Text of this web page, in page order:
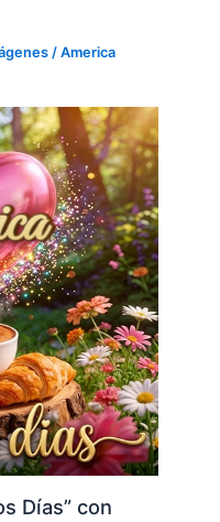
/America
Días” con